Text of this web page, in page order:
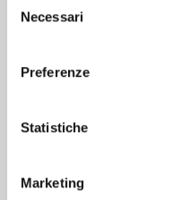
delNecessari
Preferenze
Statistiche
Marketing